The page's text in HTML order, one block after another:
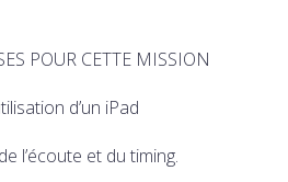
POUR CETTE MISSION
d’un iPad
l’écoute et du timing.